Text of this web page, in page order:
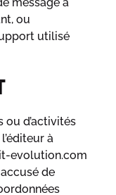
ou
utilisé
d’activités
à
evolution.com
de